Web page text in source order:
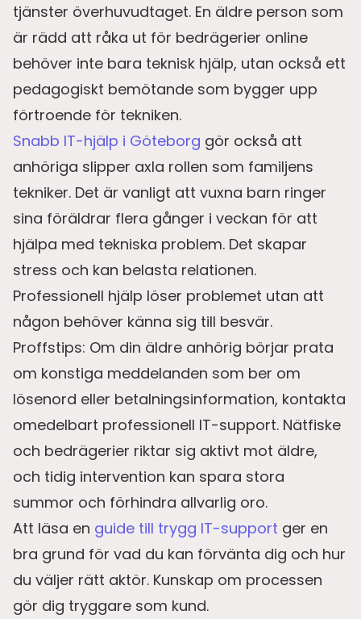
tjänster överhuvudtaget. En äldre person som
är rädd att råka ut för bedrägerier online
behöver inte bara teknisk hjälp, utan också ett
pedagogiskt bemötande som bygger upp
förtroende för tekniken.
Snabb IT-hjälp i Göteborg gör också att
anhöriga slipper axla rollen som familjens
tekniker. Det är vanligt att vuxna barn ringer
sina föräldrar flera gånger i veckan för att
hjälpa med tekniska problem. Det skapar
stress och kan belasta relationen.
Professionell hjälp löser problemet utan att
någon behöver känna sig till besvär.
Proffstips: Om din äldre anhörig börjar prata
om konstiga meddelanden som ber om
lösenord eller betalningsinformation, kontakta
omedelbart professionell IT-support. Nätfiske
och bedrägerier riktar sig aktivt mot äldre,
och tidig intervention kan spara stora
summor och förhindra allvarlig oro.
Att läsa en guide till trygg IT-support ger en
bra grund för vad du kan förvänta dig och hur
du väljer rätt aktör. Kunskap om processen
gör dig tryggare som kund.